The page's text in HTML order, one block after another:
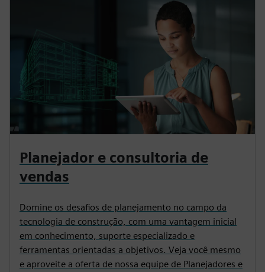
Planejador e consultoria de
vendas
Domine os desafios de planejamento no campo da
tecnologia de construção, com uma vantagem inicial
em conhecimento, suporte especializado e
ferramentas orientadas a objetivos. Veja você mesmo
e aproveite a oferta de nossa equipe de Planejadores e